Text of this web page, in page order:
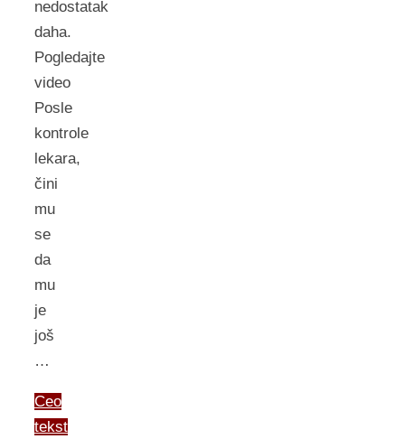
nedostatak
daha.
Pogledajte
video
Posle
kontrole
lekara,
čini
mu
se
da
mu
je
još
…
Ceo
tekst